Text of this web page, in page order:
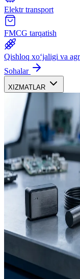
Elektr transport
FMCG tarqatish
Qishloq xoʻjaligi va
Sohalar
XIZMATLAR